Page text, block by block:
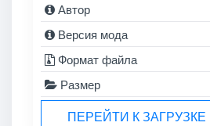
Автор
Версия мода
Формат файла
Размер
ПЕРЕЙТИ К